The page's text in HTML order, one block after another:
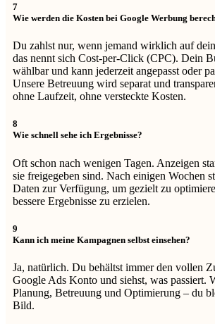
7
Wie werden die Kosten bei Google Werbung
Du zahlst nur, wenn jemand wirklich auf
das nennt sich Cost-per-Click (CPC). Dein
wählbar und kann jederzeit angepasst oder
Unsere Betreuung wird separat und
ohne Laufzeit, ohne versteckte Kosten.
8
Wie schnell sehe ich Ergebnisse?
Oft schon nach wenigen Tagen. Anzeigen
sie freigegeben sind. Nach einigen Wochen
Daten zur Verfügung, um gezielt zu
bessere Ergebnisse zu erzielen.
9
Kann ich meine Kampagnen selbst einsehen?
Ja, natürlich. Du behältst immer den vollen
Google Ads Konto und siehst, was passiert.
Planung, Betreuung und Optimierung – du
Bild.